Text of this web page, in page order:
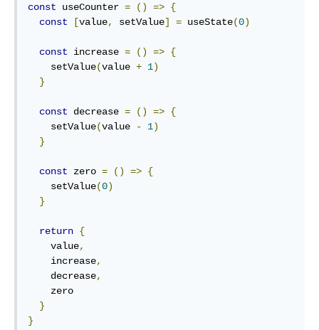
const useCounter = () => {
const
[value, setValue] = useState(0)
const increase = () => {
    setValue
(value + 1)
}
const decrease = () => {
    setValue
(value - 1)
}
const zero = () => {
    setValue
(0)
}
return {
    value
,
    increase
,
    decrease
,
}
}